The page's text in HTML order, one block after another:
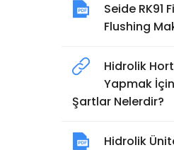
Seide RK91
Flushing
Hidrolik
Yapmak
Şartlar Nelerdir?
Hidrolik